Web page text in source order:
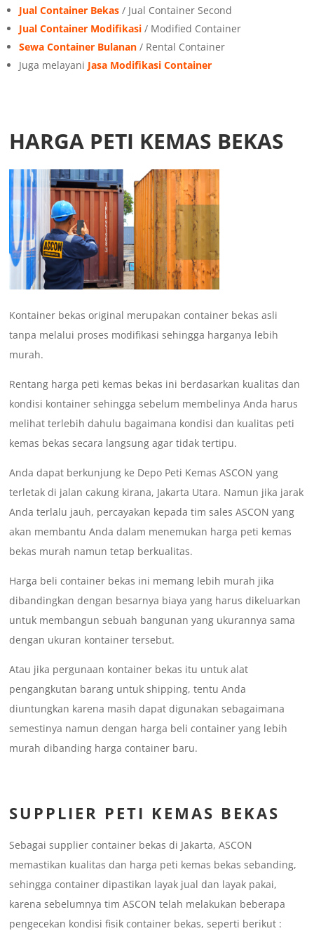
Jual Container Bekas / Jual Container Second
Jual Container Modifikasi / Modified Container
Sewa Container Bulanan / Rental Container
Juga melayani Jasa Modifikasi Container
HARGA PETI KEMAS BEKAS
Kontainer bekas original merupakan container bekas asli
tanpa melalui proses modifikasi sehingga harganya lebih
murah.
Rentang harga peti kemas bekas ini berdasarkan kualitas dan
kondisi kontainer sehingga sebelum membelinya Anda harus
melihat terlebih dahulu bagaimana kondisi dan kualitas peti
kemas bekas secara langsung agar tidak tertipu.
Anda dapat berkunjung ke Depo Peti Kemas ASCON yang
terletak di jalan cakung kirana, Jakarta Utara. Namun jika jarak
Anda terlalu jauh, percayakan kepada tim sales ASCON yang
akan membantu Anda dalam menemukan harga peti kemas
bekas murah namun tetap berkualitas.
Harga beli container bekas ini memang lebih murah jika
dibandingkan dengan besarnya biaya yang harus dikeluarkan
untuk membangun sebuah bangunan yang ukurannya sama
dengan ukuran kontainer tersebut.
Atau jika pergunaan kontainer bekas itu untuk alat
pengangkutan barang untuk shipping, tentu Anda
diuntungkan karena masih dapat digunakan sebagaimana
semestinya namun dengan harga beli container yang lebih
murah dibanding harga container baru.
SUPPLIER PETI KEMAS BEKAS
Sebagai supplier container bekas di Jakarta, ASCON
memastikan kualitas dan harga peti kemas bekas sebanding,
sehingga container dipastikan layak jual dan layak pakai,
karena sebelumnya tim ASCON telah melakukan beberapa
pengecekan kondisi fisik container bekas, seperti berikut :